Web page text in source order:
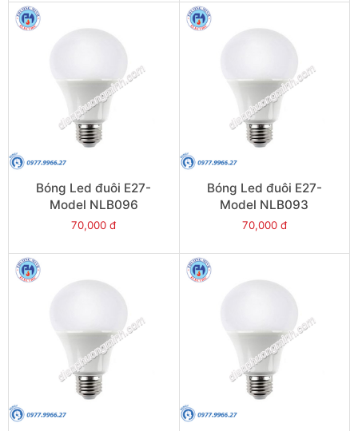
Bóng Led đuôi E27-
Model NLB096
70,000 đ
Bóng Led đuôi E27-
Model NLB093
70,000 đ